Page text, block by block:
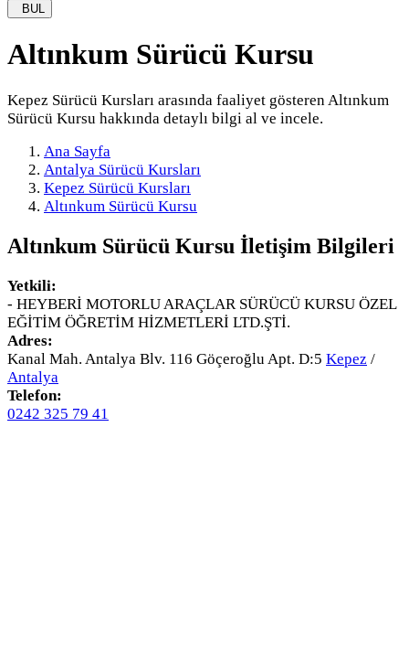
BUL
Altınkum Sürücü Kursu
Kepez Sürücü Kursları arasında faaliyet gösteren Altınkum
Sürücü Kursu hakkında detaylı bilgi al ve incele.
Ana Sayfa
Antalya Sürücü Kursları
Kepez Sürücü Kursları
Altınkum Sürücü Kursu
Altınkum Sürücü Kursu İletişim Bilgileri
Yetkili:
- HEYBERİ MOTORLU ARAÇLAR SÜRÜCÜ KURSU ÖZEL
EĞİTİM ÖĞRETİM HİZMETLERİ LTD.ŞTİ.
Adres:
Kanal Mah. Antalya Blv. 116 Göçeroğlu Apt. D:5 Kepez /
Antalya
Telefon:
0242 325 79 41